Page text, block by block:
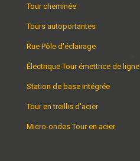
Tour cheminée
Tours autoportantes
Rue Pôle d'éclairage
Électrique Tour émettrice de ligne
Station de base intégrée
Tour en treillis d'acier
Micro-ondes Tour en acier